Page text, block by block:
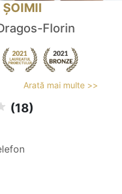
ȘOIMII
Florin
Arată mai multe >>
(18)